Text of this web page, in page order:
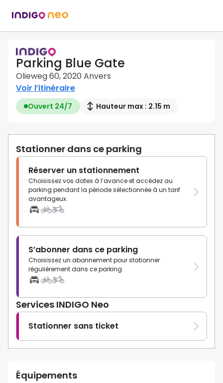
Parking Blue Gate
Olieweg 60, 2020 Anvers
Voir l’itinéraire
Ouvert 24/7 Hauteur max : 2.15 m
Stationner dans ce parking
Réserver un stationnement
Choisissez vos dates à l’avance et accédez au
parking pendant la période sélectionnée à un tarif
avantageux.
S’abonner dans ce parking
Choisissez un abonnement pour stationner
régulièrement dans ce parking.
Services INDIGO Neo
Stationner sans ticket
Équipements